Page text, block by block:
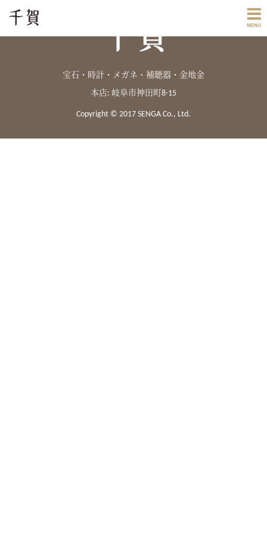
宝石・時計・メガネ・補聴器・金地金
本店: 岐阜市神田町8-15
Copyright © 2017 SENGA Co., Ltd.